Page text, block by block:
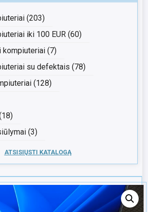
(203)
iki 100 EUR (60)
kompiuteriai (7)
su defektais (78)
(128)
(3)
ATSISIŲSTI KATALOGĄ